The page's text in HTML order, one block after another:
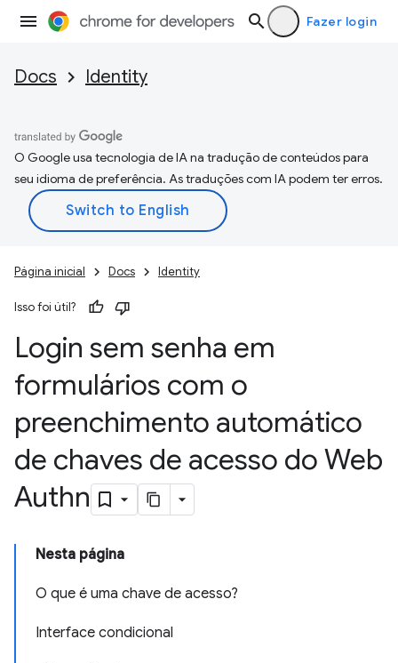
Fazer login
Docs Identity
O Google usa tecnologia de IA na tradução de conteúdos para
seu idioma de preferência. As traduções com IA podem ter erros.
Página inicial Docs Identity
Isso foi útil?
Login sem senha em
formulários com o
preenchimento automático
de chaves de acesso do Web
Authn
Nesta página
O que é uma chave de acesso?
Interface condicional